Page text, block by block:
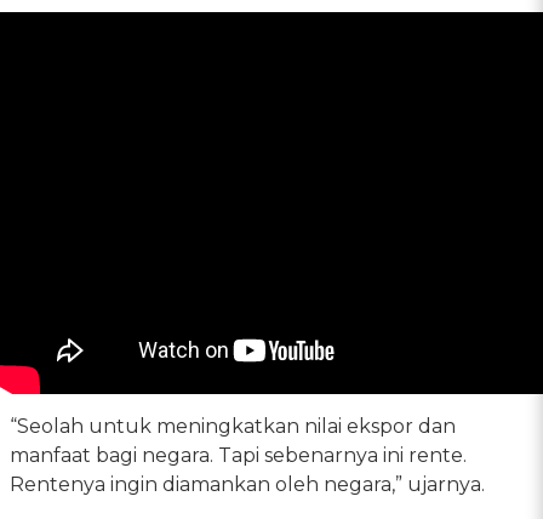
“Seolah untuk meningkatkan nilai ekspor dan
manfaat bagi negara. Tapi sebenarnya ini rente.
Rentenya ingin diamankan oleh negara,” ujarnya.